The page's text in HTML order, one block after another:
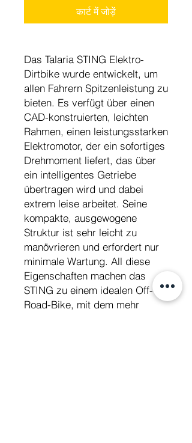
कार्ट में जोड़ें
Das Talaria STING Elektro-
Dirtbike wurde entwickelt, um
allen Fahrern Spitzenleistung zu
bieten. Es verfügt über einen
CAD-konstruierten, leichten
Rahmen, einen leistungsstarken
Elektromotor, der ein sofortiges
Drehmoment liefert, das über
ein intelligentes Getriebe
übertragen wird und dabei
extrem leise arbeitet. Seine
kompakte, ausgewogene
Struktur ist sehr leicht zu
manövrieren und erfordert nur
minimale Wartung. All diese
Eigenschaften machen das
STING zu einem idealen Off-
Road-Bike, mit dem mehr